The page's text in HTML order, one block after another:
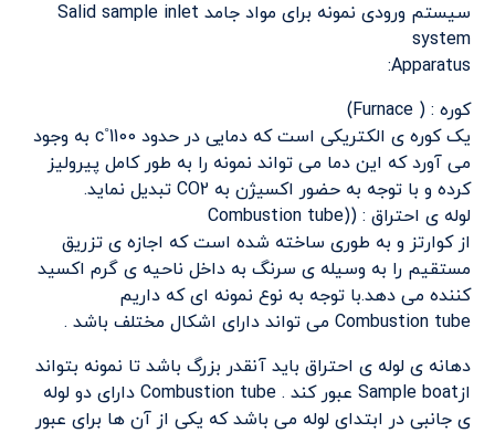
سیستم ورودی نمونه برای مواد جامد Salid sample inlet
system
Apparatus:
کوره : ( Furnace)
یک کوره ی الکتریکی است که دمایی در حدود 1100˚c به وجود
می آورد که این دما می تواند نمونه را به طور کامل پیرولیز
کرده و با توجه به حضور اکسیژن به CO2 تبدیل نماید.
لوله ی احتراق : ((Combustion tube
از کوارتز و به طوری ساخته شده است که اجازه ی تزریق
مستقیم را به وسیله ی سرنگ به داخل ناحیه ی گرم اکسید
کننده می دهد.با توجه به نوع نمونه ای که داریم
Combustion tube می تواند دارای اشکال مختلف باشد .
دهانه ی لوله ی احتراق باید آنقدر بزرگ باشد تا نمونه بتواند
ازSample boat عبور کند . Combustion tube دارای دو لوله
ی جانبی در ابتدای لوله می باشد که یکی از آن ها برای عبور